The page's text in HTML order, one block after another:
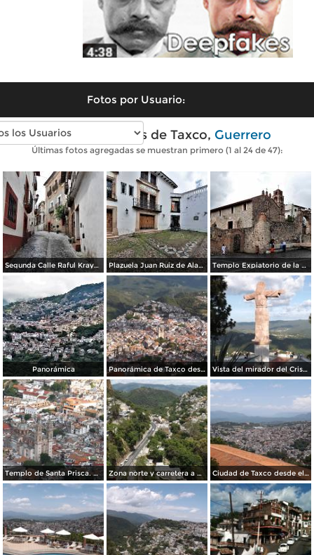
Fotos por Usuario:
Fotos modernas de Taxco, Guerrero
Últimas fotos agregadas se muestran primero (1 al 24 de 47):
Segunda Calle Raful Krayem Plazuela Juan Ruiz de Alarcón Templo Expiatorio de la Santísima Trinidad
Panorámica Panorámica de Taxco desde el mirador del Cristo. Julio/2014 Vista del mirador del Cristo y la sierra de Taxco. Julio/2014
Templo de Santa Prisca. Julio/2014 Zona norte y carretera a México desde el teleférico. Julio/2014 Ciudad de Taxco desde el teleférico. Julio/2014